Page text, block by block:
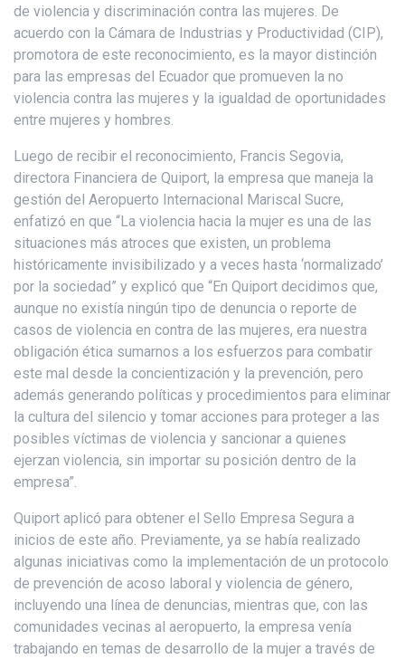
de violencia y discriminación contra las mujeres. De
acuerdo con la Cámara de Industrias y Productividad (CIP),
promotora de este reconocimiento, es la mayor distinción
para las empresas del Ecuador que promueven la no
violencia contra las mujeres y la igualdad de oportunidades
entre mujeres y hombres.
Luego de recibir el reconocimiento, Francis Segovia,
directora Financiera de Quiport, la empresa que maneja la
gestión del Aeropuerto Internacional Mariscal Sucre,
enfatizó en que “La violencia hacia la mujer es una de las
situaciones más atroces que existen, un problema
históricamente invisibilizado y a veces hasta ‘normalizado’
por la sociedad” y explicó que “En Quiport decidimos que,
aunque no existía ningún tipo de denuncia o reporte de
casos de violencia en contra de las mujeres, era nuestra
obligación ética sumarnos a los esfuerzos para combatir
este mal desde la concientización y la prevención, pero
además generando políticas y procedimientos para eliminar
la cultura del silencio y tomar acciones para proteger a las
posibles víctimas de violencia y sancionar a quienes
ejerzan violencia, sin importar su posición dentro de la
empresa”.
Quiport aplicó para obtener el Sello Empresa Segura a
inicios de este año. Previamente, ya se había realizado
algunas iniciativas como la implementación de un protocolo
de prevención de acoso laboral y violencia de género,
incluyendo una línea de denuncias, mientras que, con las
comunidades vecinas al aeropuerto, la empresa venía
trabajando en temas de desarrollo de la mujer a través de